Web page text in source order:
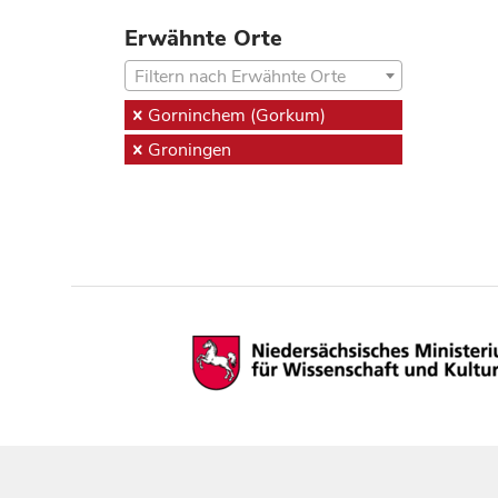
Erwähnte Orte
Filtern nach Erwähnte Orte
Gorninchem (Gorkum)
Groningen